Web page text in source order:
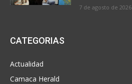
7 de agosto de 2026
CATEGORIAS
Actualidad
Camaca Herald